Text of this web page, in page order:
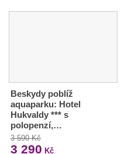
Beskydy poblíž
aquaparku: Hotel
Hukvaldy *** s
polopenzí,…
3 590 Kč
3 290 Kč